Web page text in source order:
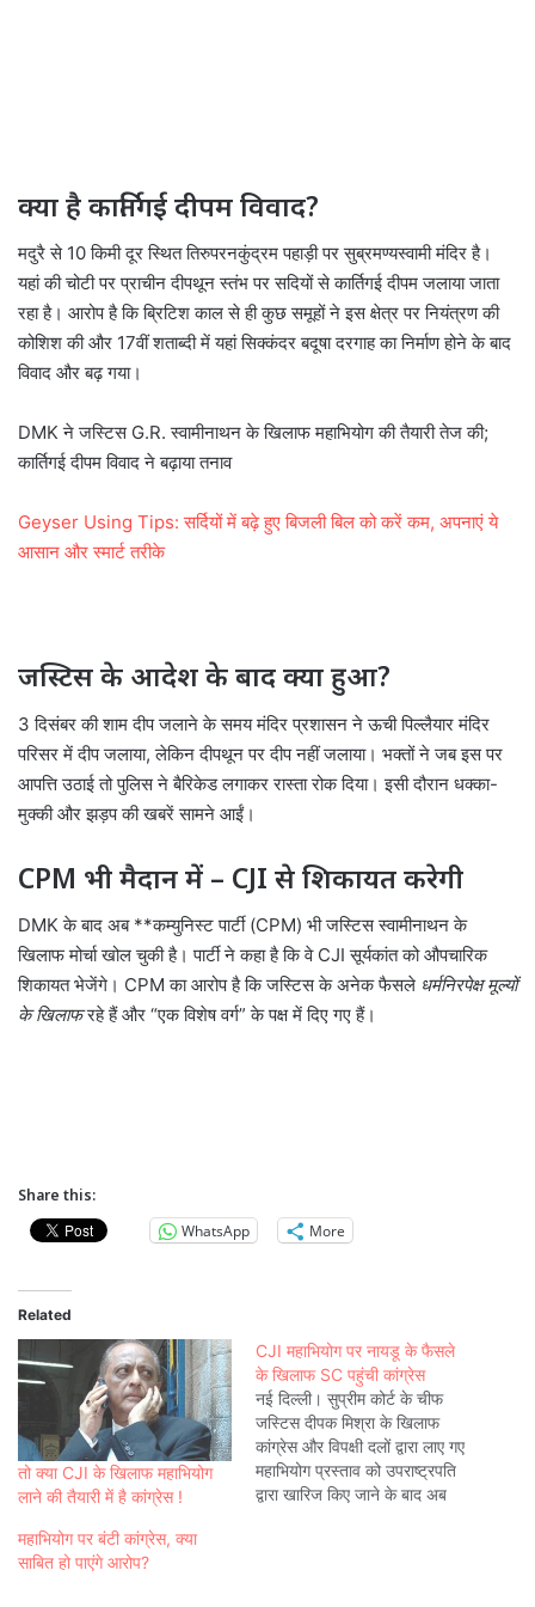
क्या है कार्तिगई दीपम विवाद?
मदुरै से 10 किमी दूर स्थित तिरुपरनकुंद्रम पहाड़ी पर सुब्रमण्यस्वामी मंदिर है।
यहां की चोटी पर प्राचीन दीपथून स्तंभ पर सदियों से कार्तिगई दीपम जलाया जाता
रहा है। आरोप है कि ब्रिटिश काल से ही कुछ समूहों ने इस क्षेत्र पर नियंत्रण की
कोशिश की और 17वीं शताब्दी में यहां सिक्कंदर बदूषा दरगाह का निर्माण होने के बाद
विवाद और बढ़ गया।
DMK ने जस्टिस G.R. स्वामीनाथन के खिलाफ महाभियोग की तैयारी तेज की;
कार्तिगई दीपम विवाद ने बढ़ाया तनाव
Geyser Using Tips: सर्दियों में बढ़े हुए बिजली बिल को करें कम, अपनाएं ये
आसान और स्मार्ट तरीके
जस्टिस के आदेश के बाद क्या हुआ?
3 दिसंबर की शाम दीप जलाने के समय मंदिर प्रशासन ने ऊची पिल्लैयार मंदिर
परिसर में दीप जलाया, लेकिन दीपथून पर दीप नहीं जलाया। भक्तों ने जब इस पर
आपत्ति उठाई तो पुलिस ने बैरिकेड लगाकर रास्ता रोक दिया। इसी दौरान धक्का-
मुक्की और झड़प की खबरें सामने आईं।
CPM भी मैदान में – CJI से शिकायत करेगी
DMK के बाद अब **कम्युनिस्ट पार्टी (CPM) भी जस्टिस स्वामीनाथन के
खिलाफ मोर्चा खोल चुकी है। पार्टी ने कहा है कि वे CJI सूर्यकांत को औपचारिक
शिकायत भेजेंगे। CPM का आरोप है कि जस्टिस के अनेक फैसले धर्मनिरपेक्ष मूल्यों
के खिलाफरहे हैं और “एक विशेष वर्ग” के पक्ष में दिए गए हैं।
Share this:
WhatsApp
More
Related
तो क्या CJI के खिलाफ महाभियोग
लाने की तैयारी में है कांग्रेस !
CJI महाभियोग पर नायडू के फैसले
के खिलाफ SC पहुंची कांग्रेस
नई दिल्ली। सुप्रीम कोर्ट के चीफ
जस्टिस दीपक मिश्रा के खिलाफ
कांग्रेस और विपक्षी दलों द्वारा लाए गए
महाभियोग प्रस्ताव को उपराष्ट्रपति
द्वारा खारिज किए जाने के बाद अब
महाभियोग पर बंटी कांग्रेस, क्या
साबित हो पाएंगे आरोप?